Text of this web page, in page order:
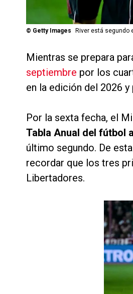
© Getty Images River está segundo
Mientras se prepara
septiembre por los
en la edición del 2026
Por la sexta fecha, el
Tabla Anual del fútbol
último segundo. De
recordar que los tres
Libertadores.